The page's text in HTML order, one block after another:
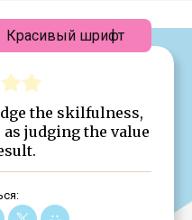
the skilfulness,
judging the value
Красивый шрифт